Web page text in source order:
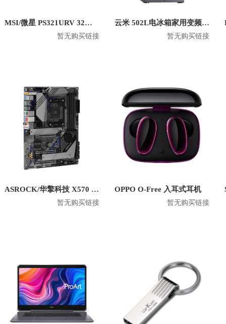
MSI/微星 PS321URV 32英寸4K显示屏
暂无购买链接
云米 502L电冰箱家用变频十字对开门双开门风冷无霜 BCD-502WGSA
暂无购买链接
ASROCK/华擎科技 X570 Creator 主板
暂无购买链接
OPPO O-Free 入耳式耳机
暂无购买链接